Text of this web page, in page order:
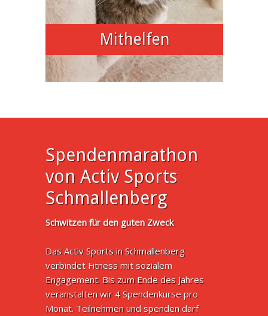
Mithelfen
Spendenmarathon
von Activ Sports
Schmallenberg
Schwitzen für den guten Zweck
Das Activ Sports in Schmallenberg
verbindet Fitness mit sozialem
Engagement. Bis zum Ende des Jahres
veranstalten wir 4 Spendenkurse pro
Monat. Teilnehmen und spenden darf